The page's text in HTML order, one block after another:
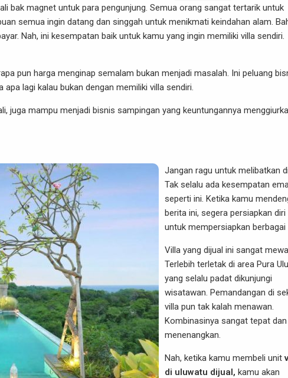
bak magnet untuk para pengunjung. Semua orang sangat tertarik untuk
semua ingin datang dan singgah untuk menikmati keindahan alam.
Nah, ini kesempatan baik untuk kamu yang ingin memiliki villa sendiri.
pun harga menginap semalam bukan menjadi masalah. Ini peluang
lagi kalau bukan dengan memiliki villa sendiri.
juga mampu menjadi bisnis sampingan yang keuntungannya
Jangan ragu untuk melibatkan
Tak selalu ada kesempatan
seperti ini. Ketika kamu
berita ini, segera persiapkan diri
untuk mempersiapkan berbagai
Villa yang dijual ini sangat
Terlebih terletak di area Pura
yang selalu padat dikunjungi
wisatawan. Pemandangan di
villa pun tak kalah menawan.
Kombinasinya sangat tepat dan
menenangkan.
Nah, ketika kamu membeli unit
di uluwatu dijual, kamu akan